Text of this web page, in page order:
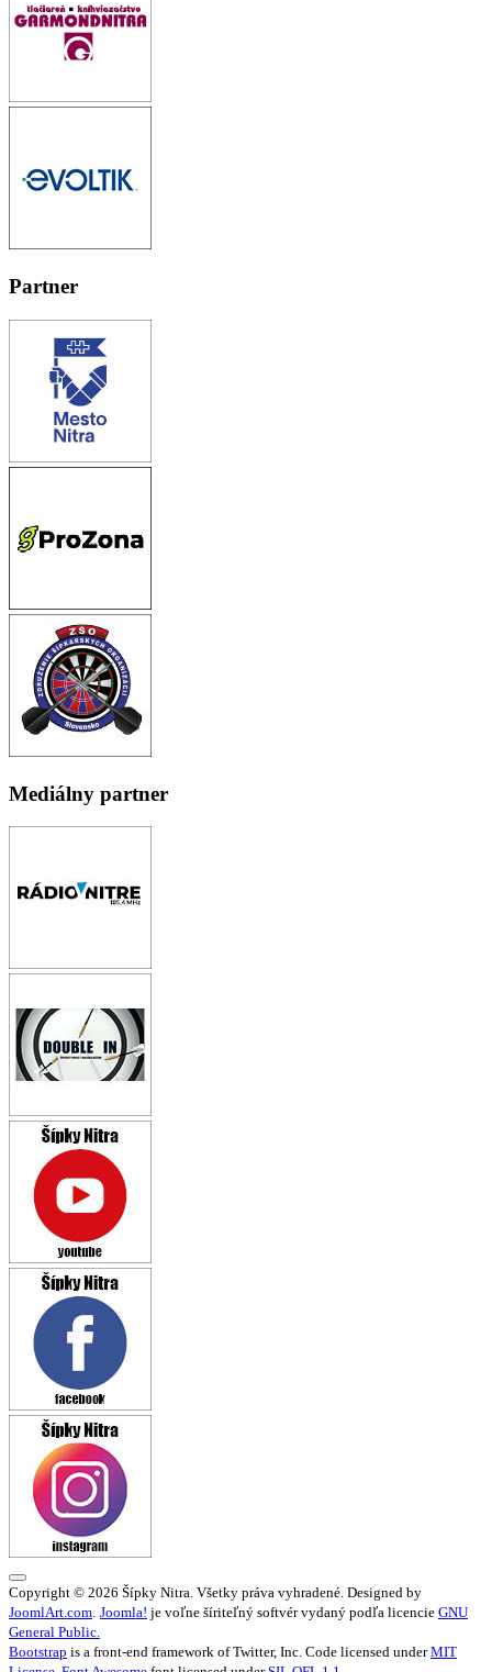
Partner
Mediálny partner
Copyright © 2026 Šípky Nitra. Všetky práva vyhradené. Designed by
JoomlArt.com. Joomla! je voľne šíriteľný softvér vydaný podľa licencie GNU
General Public.
Bootstrap is a front-end framework of Twitter, Inc. Code licensed underMIT